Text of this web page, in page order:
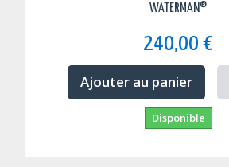
WATERMAN®
240,00 €
Ajouter au panier
Disponible